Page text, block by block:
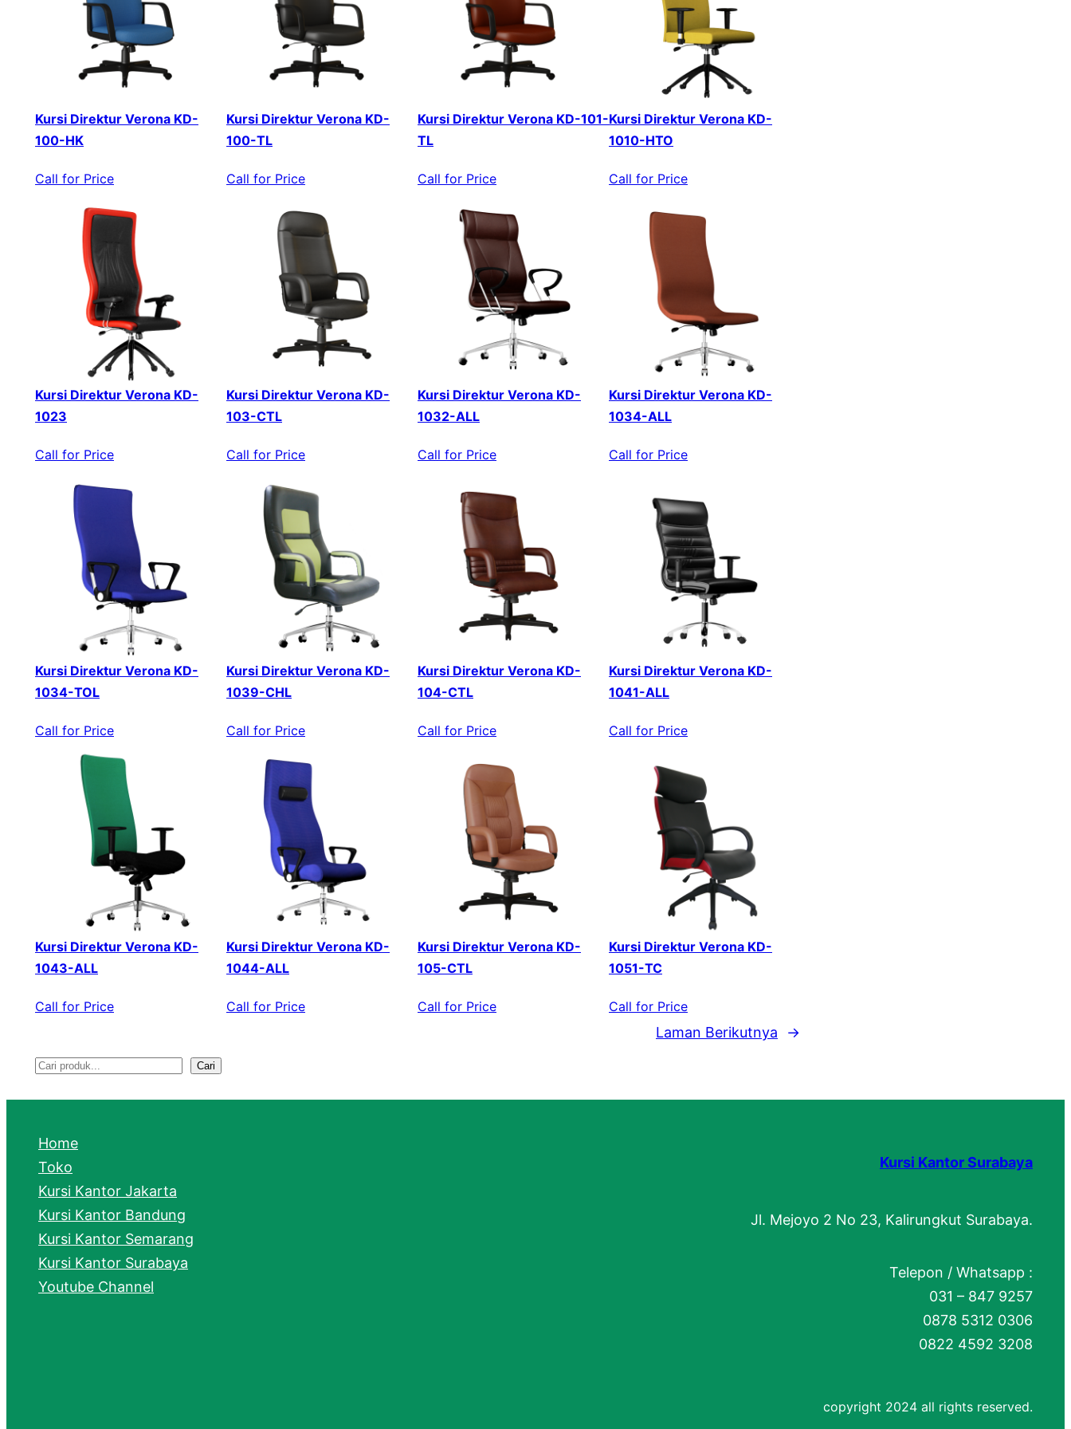
Kursi Direktur Verona KD-
100-HK
Call for Price
Kursi Direktur Verona KD-
100-TL
Call for Price
Kursi Direktur Verona KD-101-
TL
Call for Price
Kursi Direktur Verona KD-
1010-HTO
Call for Price
Kursi Direktur Verona KD-
1023
Call for Price
Kursi Direktur Verona KD-
103-CTL
Call for Price
Kursi Direktur Verona KD-
1032-ALL
Call for Price
Kursi Direktur Verona KD-
1034-ALL
Call for Price
Kursi Direktur Verona KD-
1034-TOL
Call for Price
Kursi Direktur Verona KD-
1039-CHL
Call for Price
Kursi Direktur Verona KD-
104-CTL
Call for Price
Kursi Direktur Verona KD-
1041-ALL
Call for Price
Kursi Direktur Verona KD-
1043-ALL
Call for Price
Kursi Direktur Verona KD-
1044-ALL
Call for Price
Kursi Direktur Verona KD-
105-CTL
Call for Price
Kursi Direktur Verona KD-
1051-TC
Call for Price
Laman Berikutnya →
S
e
a
r
c
h
Cari
Home
Toko
Kursi Kantor Jakarta
Kursi Kantor Bandung
Kursi Kantor Semarang
Kursi Kantor Surabaya
Youtube Channel
Kursi Kantor Surabaya
Jl. Mejoyo 2 No 23, Kalirungkut Surabaya.
Telepon / Whatsapp :
031 – 847 9257
0878 5312 0306
0822 4592 3208
copyright 2024 all rights reserved.